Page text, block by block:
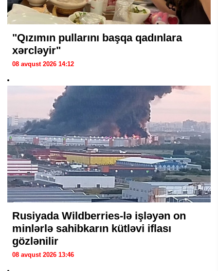
"Qızımın pullarını başqa qadınlara
xərcləyir"
08 avqust 2026 14:12
Rusiyada Wildberries-lə işləyən on
minlərlə sahibkarın kütləvi iflası
gözlənilir
08 avqust 2026 13:46